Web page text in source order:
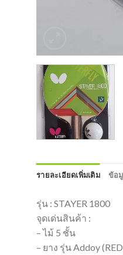
รายละเอียดเพิ่มเติม ข้อ
รุ่น : STAYER 1800
จุดเด่นสินค้า :
– ไม้ 5 ชั้น
– ยาง รุ่น Addoy